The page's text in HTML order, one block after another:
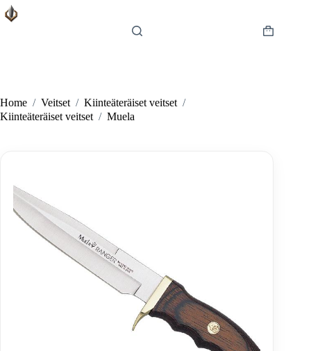
Skip
to
Shopping
Home / Veitset / Kiinteäteräiset veitset /
Kiinteäteräiset veitset / Muela